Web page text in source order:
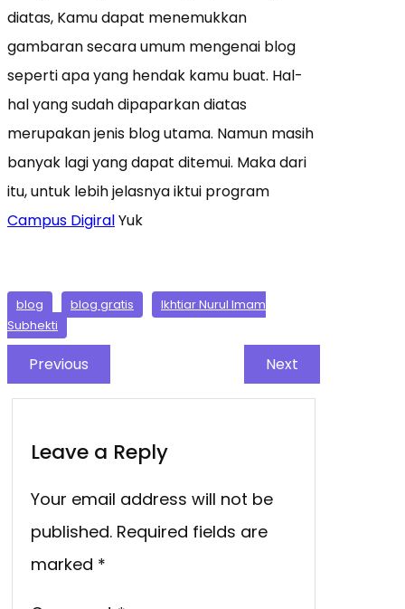
diatas, Kamu dapat menemukkan
gambaran secara umum mengenai blog
seperti apa yang hendak kamu buat. Hal-
hal yang sudah dipaparkan diatas
merupakan jenis blog utama. Namun masih
banyak lagi yang dapat ditemui. Maka dari
itu, untuk lebih jelasnya iktui program
Campus DigiralYuk
blog blog gratis
Ikhtiar Nurul Imam
Subhekti
Previous Next
Leave a Reply
Your email address will not be
published. Required fields are
marked *